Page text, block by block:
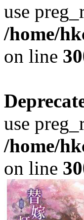
use
/home/
on line
use
/home/
on line